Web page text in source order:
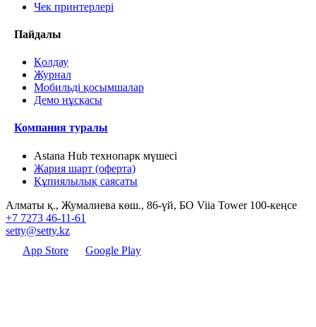
Чек принтерлері
Пайдалы
Қолдау
Журнал
Мобильді қосымшалар
Демо нұсқасы
Компания туралы
Astana Hub технопарк мүшесі
Жария шарт (оферта)
Құпиялылық саясаты
Алматы қ., Жумалиева көш., 86-үй, БО Viia Tower 100-кеңсе
+7 7273 46-11-61
setty@setty.kz
App Store
Google Play